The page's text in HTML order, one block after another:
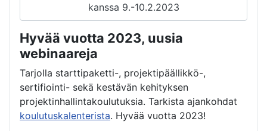
kanssa 9.-10.2.2023
Hyvää vuotta 2023, uusia
webinaareja
Tarjolla starttipaketti-, projektipäällikkö-,
sertifiointi- sekä kestävän kehityksen
projektinhallintakoulutuksia. Tarkista ajankohdat
koulutuskalenterista. Hyvää vuotta 2023!